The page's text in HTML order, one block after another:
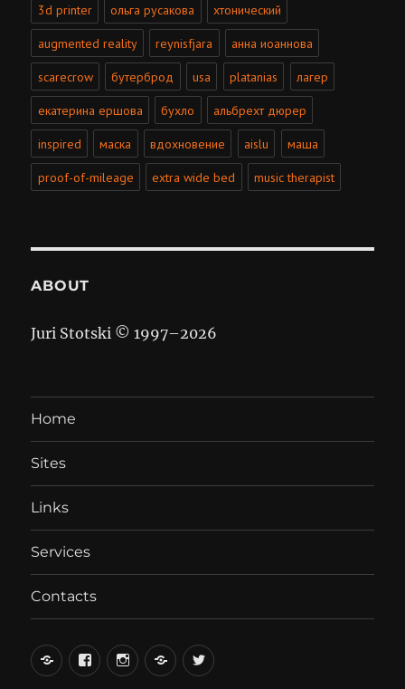
3d printer ольга русакова хтонический
augmented reality reynisfjara анна иоаннова
scarecrow бутерброд usa platanias лагер
екатерина ершова бухло альбрехт дюрер
inspired маска вдохновение aislu маша
proof-of-mileage extra wide bed music therapist
ABOUT
Juri Stotski © 1997–2026
Home
Sites
Links
Services
Contacts
вКонтакте
FacebookInstagramLiveJournal
Twitter